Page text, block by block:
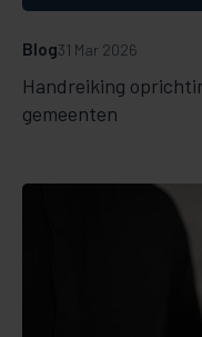
Handreiking
gemeenten
Blog31 Mar 2026